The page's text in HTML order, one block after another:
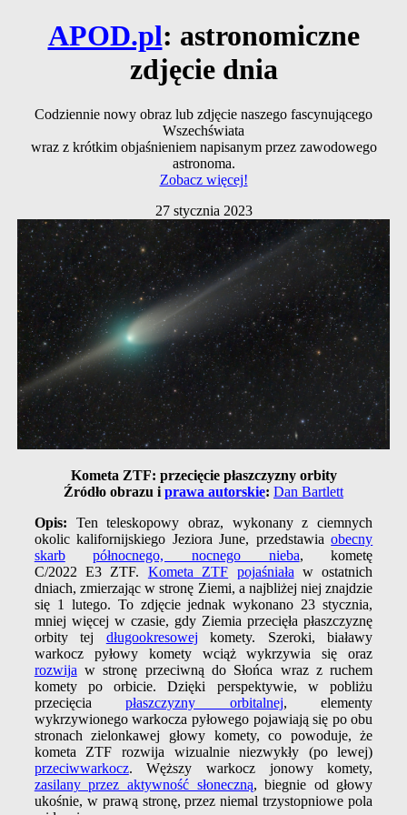
APOD.pl: astronomiczne
zdjęcie dnia
Codziennie nowy obraz lub zdjęcie naszego fascynującego
Wszechświata
wraz z krótkim objaśnieniem napisanym przez zawodowego
astronoma.
Zobacz więcej!
27 stycznia 2023
Kometa ZTF: przecięcie płaszczyzny orbity
Źródło obrazu i prawa autorskie: Dan Bartlett
Opis: Ten teleskopowy obraz, wykonany z ciemnych
okolic kalifornijskiego Jeziora June, przedstawiaobecny
skarb
północnego, nocnego nieba, kometę
C/2022 E3 ZTF. Kometa ZTF pojaśniała w ostatnich
dniach, zmierzając w stronę Ziemi, a najbliżej niej znajdzie
się 1 lutego. To zdjęcie jednak wykonano 23 stycznia,
mniej więcej w czasie, gdy Ziemia przecięła płaszczyznę
orbity tej długookresowej komety. Szeroki, białawy
warkocz pyłowy komety wciąż wykrzywia się oraz
rozwija w stronę przeciwną do Słońca wraz z ruchem
komety po orbicie. Dzięki perspektywie, w pobliżu
przecięciapłaszczyzny orbitalnej, elementy
wykrzywionego warkocza pyłowego pojawiają się po obu
stronach zielonkawej głowy komety, co powoduje, że
kometa ZTF rozwija wizualnie niezwykły (po lewej)
przeciwwarkocz. Węższy warkocz jonowy komety,
zasilany przez aktywność słoneczną, biegnie od głowy
ukośnie, w prawą stronę, przez niemal trzystopniowe pola